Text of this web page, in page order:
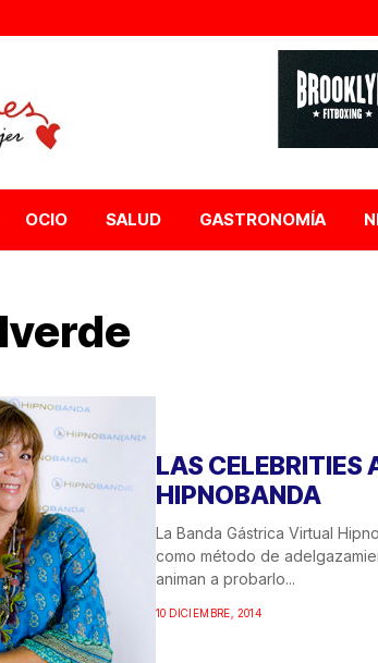
OCIO SALUD GASTRONOMÍA
LAS CELEBRITIES
HIPNOBANDA
La Banda Gástrica Virtual
como método de
animan a probarlo...
10 DICIEMBRE, 2014